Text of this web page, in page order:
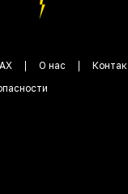
О нас